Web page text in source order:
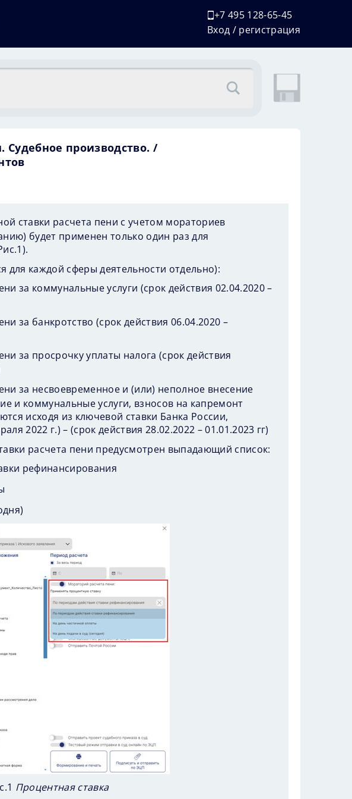
+7 495 128-65-45
Вход / регистрация
Судебное производство.
ставки расчета пени с учетом мораториев
будет применен только один раз для
).
каждой сферы деятельности отдельно):
за коммунальные услуги (срок действия 02.04.2020 –
за банкротство (срок действия 06.04.2020 –
за просрочку уплаты налога (срок действия
за несвоевременное и (или) неполное внесение
и коммунальные услуги, взносов на капремонт
исходя из ключевой ставки Банка России,
2022 г.) – (срок действия 28.02.2022 – 01.01.2023 гг)
расчета пени предусмотрен выпадающий список:
рефинансирования
Процентная ставка